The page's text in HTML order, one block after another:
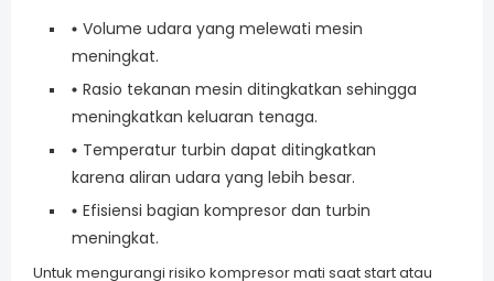
Volume udara yang melewati mesin
meningkat.
Rasio tekanan mesin ditingkatkan sehingga
meningkatkan keluaran tenaga.
Temperatur turbin dapat ditingkatkan
karena aliran udara yang lebih besar.
Efisiensi bagian kompresor dan turbin
meningkat.
Untuk mengurangi risiko kompresor mati saat start atau